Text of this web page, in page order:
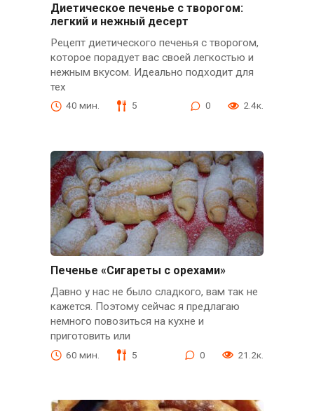
Диетическое печенье с творогом:
легкий и нежный десерт
Рецепт диетического печенья с творогом,
которое порадует вас своей легкостью и
нежным вкусом. Идеально подходит для
тех
40 мин. 5 0 2.4к.
Печенье «Сигареты с орехами»
Давно у нас не было сладкого, вам так не
кажется. Поэтому сейчас я предлагаю
немного повозиться на кухне и
приготовить или
60 мин. 5 0 21.2к.